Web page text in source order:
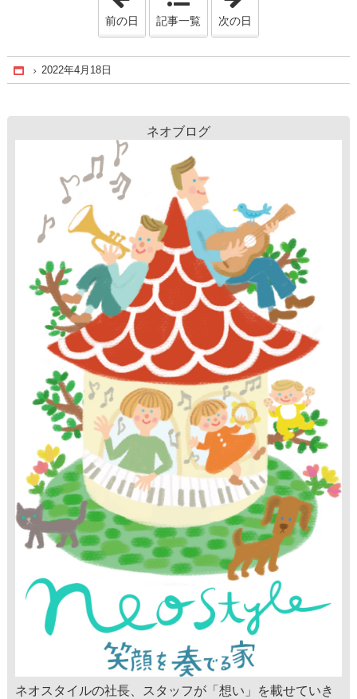
前の日 記事一覧 次の日
Home
2022年4月18日
ネオブログ
ネオスタイルの社長、スタッフが「想い」を載せていき